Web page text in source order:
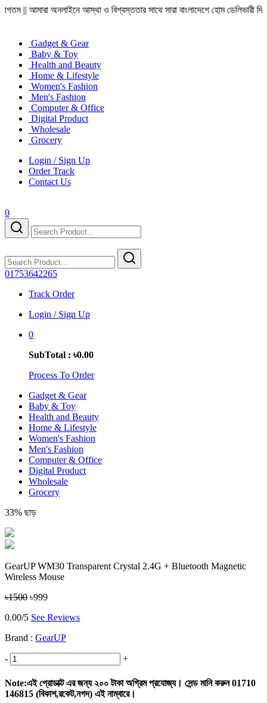
আস্থা ও বিশ্বস্ততার সাথে সারা বাংলাদেশে হোম ডেলিভারী দিয়ে থাকি ||
Gadget & Gear
Baby & Toy
Health and Beauty
Home & Lifestyle
Women's Fashion
Men's Fashion
Computer & Office
Digital Product
Wholesale
Grocery
Login / Sign Up
Order Track
Contact Us
0
01753642265
Track Order
Login / Sign Up
0
SubTotal : ৳0.00
Process To Order
Gadget & Gear
Baby & Toy
Health and Beauty
Home & Lifestyle
Women's Fashion
Men's Fashion
Computer & Office
Digital Product
Wholesale
Grocery
33% ছাড়
GearUP WM30 Transparent Crystal 2.4G + Bluetooth Magnetic
Wireless Mouse
৳1500 ৳999
0.00/5 See Reviews
Brand : GearUP
- +
Note:এই প্রোডাক্ট এর জন্য ২০০ টাকা অগ্রিম প্রযোজ্য। সেন্ড মানি করুন 01710
146815 (বিকাশ,রকেট,নগদ) এই নাম্বারে।